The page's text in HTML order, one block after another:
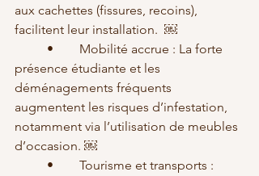
aux cachettes (fissures, recoins),
facilitent leur installation.  ￼
présence étudiante et les
déménagements fréquents
augmentent les risques d’infestation,
notamment via l’utilisation de meubles
d’occasion. ￼